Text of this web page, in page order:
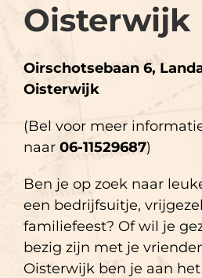
Oisterwijk
Oirschotsebaan 6,
Oisterwijk
(Bel voor meer
naar 06-11529687)
Ben je op zoek naar
een bedrijfsuitje,
familiefeest? Of wil je
bezig zijn met je
Oisterwijk ben je aan